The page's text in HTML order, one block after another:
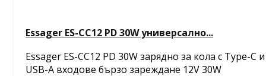
Essager ES-CC12 PD 30W универсално...
Essager ES-CC12 PD 30W зарядно за кола с Type-C и
USB-A входове бързо зареждане 12V 30W